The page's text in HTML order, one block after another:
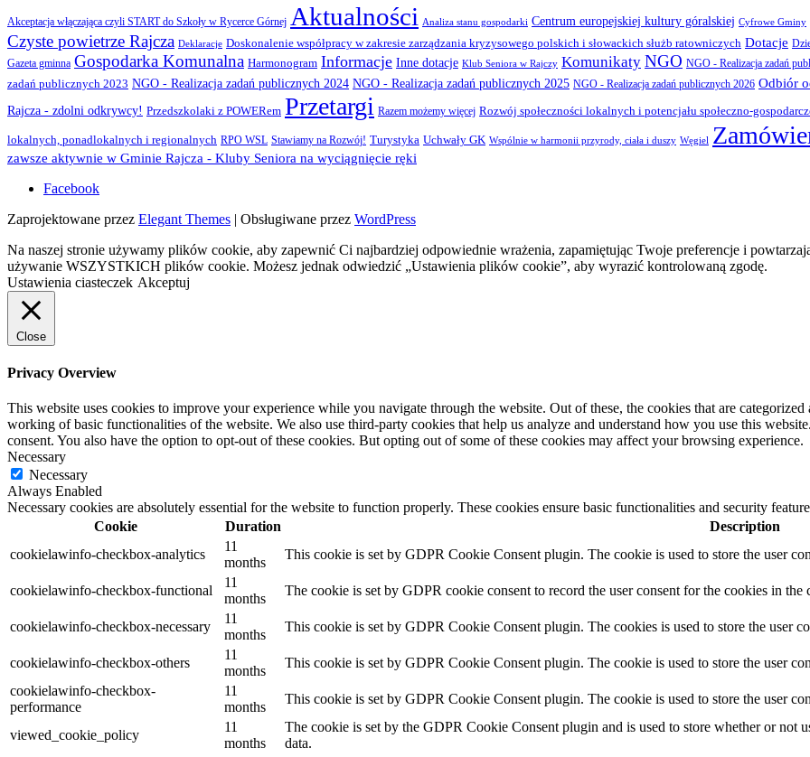
Akceptacja włączająca czyli START do Szkoły w Rycerce Górnej Aktualności Analiza stanu gospodarki Centrum europejskiej kultury góralskiej Cyfrowe Gminy
Czyste powietrze Rajcza Deklaracje Doskonalenie współpracy w zakresie zarządzania kryzysowego polskich i słowackich służb ratowniczych Dotacje
Gazeta gminna Gospodarka Komunalna Harmonogram Informacje Inne dotacje Klub Seniora w Rajczy Komunikaty NGO NGO - Realizacja zadań
zadań publicznych 2023 NGO - Realizacja zadań publicznych 2024 NGO - Realizacja zadań publicznych 2025 NGO - Realizacja zadań publicznych 2026 Odbiór
Rajcza - zdolni odkrywcy! Przedszkolaki z POWERem Przetargi Razem możemy więcej Rozwój społeczności lokalnych i potencjału społeczno-
lokalnych, ponadlokalnych i regionalnych RPO WSL Stawiamy na Rozwój! Turystyka Uchwały GK Wspólnie w harmonii przyrody, ciała i duszy Węgiel
zawsze aktywnie w Gminie Rajcza - Kluby Seniora na wyciągnięcie ręki
Facebook
Zaprojektowane przez Elegant Themes | Obsługiwane przez WordPress
Na naszej stronie używamy plików cookie, aby zapewnić Ci najbardziej odpowiednie wrażenia, zapamiętując Twoje preferencje i
używanie WSZYSTKICH plików cookie. Możesz jednak odwiedzić „Ustawienia plików cookie”, aby wyrazić kontrolowaną zgodę.
Ustawienia ciasteczek Akceptuj
Close
Privacy Overview
This website uses cookies to improve your experience while you navigate through the website. Out of these, the cookies that are categorized
working of basic functionalities of the website. We also use third-party cookies that help us analyze and understand how you use this
consent. You also have the option to opt-out of these cookies. But opting out of some of these cookies may affect your browsing experience.
Necessary
Necessary
Always Enabled
Necessary cookies are absolutely essential for the website to function properly. These cookies ensure basic functionalities and security
Cookie
Duration
Description
cookielawinfo-checkbox-analytics
11
months
This cookie is set by GDPR Cookie Consent plugin. The cookie is used to store the user
cookielawinfo-checkbox-functional
11
months
The cookie is set by GDPR cookie consent to record the user consent for the cookies in
cookielawinfo-checkbox-necessary
11
months
This cookie is set by GDPR Cookie Consent plugin. The cookies is used to store the user
cookielawinfo-checkbox-others
11
months
This cookie is set by GDPR Cookie Consent plugin. The cookie is used to store the user
cookielawinfo-checkbox-
performance
11
months
This cookie is set by GDPR Cookie Consent plugin. The cookie is used to store the user
viewed_cookie_policy
11
months
The cookie is set by the GDPR Cookie Consent plugin and is used to store whether or not
data.